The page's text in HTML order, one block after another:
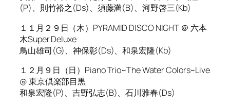
(P)、則竹裕之(Ds)、須藤満(B)、河野啓三(Kb)
１１月２９日（木）PYRAMID DISCO NIGHT ＠ 六本
木Super Deluxe
鳥山雄司(G)、神保彰(Ds)、和泉宏隆(Kb)
１２月９日（日）Piano Trio~The Water Colors~Live
@ 東京倶楽部目黒
和泉宏隆(P)、吉野弘志(B)、石川雅春(Ds)